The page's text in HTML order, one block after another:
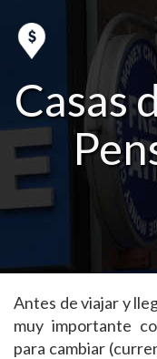
Casas
Antes de viajar y
muy importante
para cambiar